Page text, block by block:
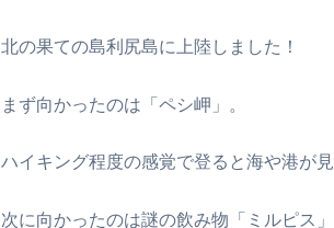
北の果ての島利尻島に上陸しました！
まず向かったのは「ペシ岬」。
ハイキング程度の感覚で登ると海や港が
次に向かったのは謎の飲み物「ミルピス」